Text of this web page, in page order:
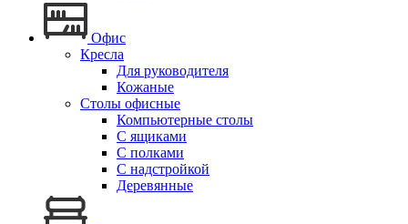
Офис
Кресла
Для руководителя
Кожаные
Столы офисные
Компьютерные столы
С ящиками
С полками
С надстройкой
Деревянные